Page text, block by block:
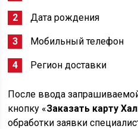
Дата рождения
Мобильный телефон
Регион доставки
После ввода
кнопку «Заказать карту
обработки заявки